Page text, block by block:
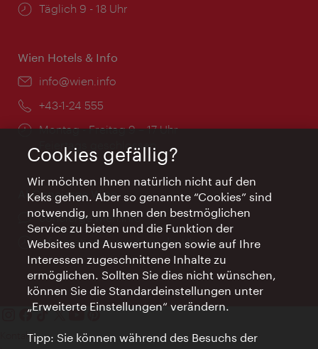
Öffnungszeiten:
Täglich 9 - 18 Uhr
Wien Hotels & Info
Email:
info@wien.info
Telefon:
+43-1-24 555
Öffnungszeiten:
Montag - Freitag 9 – 17 Uhr
Feiertags geschlossen
AI Concierge Wien
Ort:
concierge.wien.info
Öffnungszeiten:
Informationen rund um die Uhr
Kontakt
Cookies gefällig?
Wir möchten Ihnen natürlich nicht auf den
Keks gehen. Aber so genannte “Cookies” sind
notwendig, um Ihnen den bestmöglichen
Service zu bieten und die Funktion der
Websites und Auswertungen sowie auf Ihre
Interessen zugeschnittene Inhalte zu
ermöglichen. Sollten Sie dies nicht wünschen,
können Sie die Standardeinstellungen unter
„Erweiterte Einstellungen“ verändern.
Tipp: Sie können während des Besuchs der